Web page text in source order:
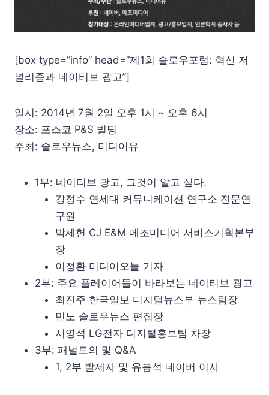
[box type=”info” head=”제1회 슬로우포럼: 혁신 저
널리즘과 네이티브 광고”]
일시: 2014년 7월 2일 오후 1시 ~ 오후 6시
장소: 포스코 P&S 빌딩
주최: 슬로우뉴스, 미디어유
1부: 네이티브 광고, 그것이 알고 싶다.
강정수 연세대 커뮤니케이션 연구소 전문연
구원
박세헌 CJ E&M 메조미디어 서비스기획본부
장
이정환 미디어오늘 기자
2부: 주요 플레이어들이 바라보는 네이티브 광고
최진주 한국일보 디지털뉴스부 뉴스팀장
민노 슬로우뉴스 편집장
서영석 LG전자 디지털홍보팀 차장
3부: 패널토의 및 Q&A
1, 2부 발제자 및 유봉석 네이버 이사